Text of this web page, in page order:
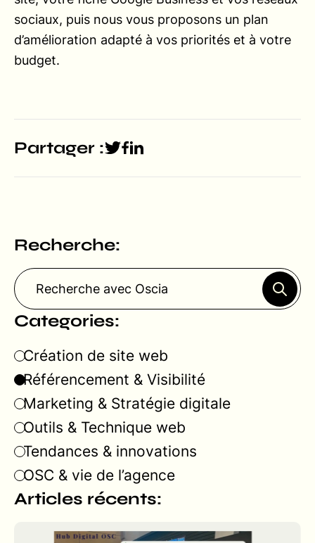
sociaux, puis nous vous proposons un plan
d’amélioration adapté à vos priorités et à votre
budget.
Partager :
Recherche:
Categories:
Création de site web
Référencement & Visibilité
Marketing & Stratégie digitale
Outils & Technique web
Tendances & innovations
OSC & vie de l’agence
Articles récents: